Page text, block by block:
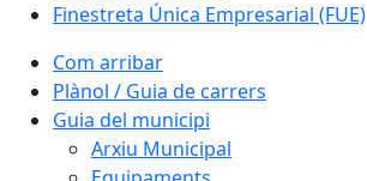
Finestreta Única Empresarial (FUE)
Com arribar
Plànol / Guia de carrers
Guia del municipi
Arxiu Municipal